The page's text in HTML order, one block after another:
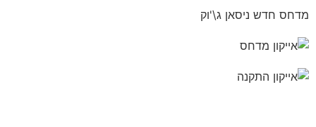
מדחס חדש ניסאן ג\'וק